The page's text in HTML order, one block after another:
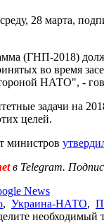
28 марта,
(ГНП-2018)
во время
НАТО", -
задачи на
целей.
министров
в Telegram.
News
, Украина-НАТО,
необходимый